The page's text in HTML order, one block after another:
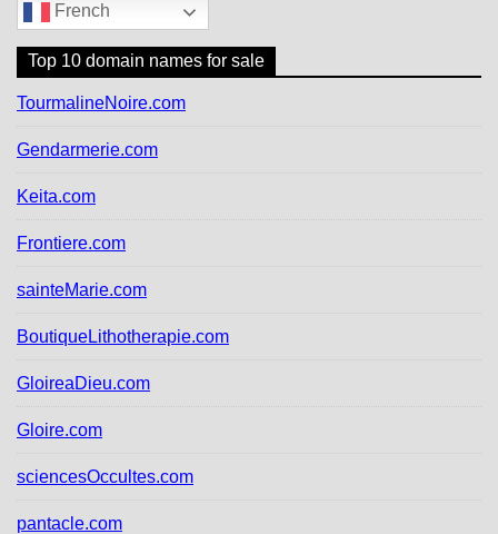
French
Top 10 domain names for sale
TourmalineNoire.com
Gendarmerie.com
Keita.com
Frontiere.com
sainteMarie.com
BoutiqueLithotherapie.com
GloireaDieu.com
Gloire.com
sciencesOccultes.com
pantacle.com